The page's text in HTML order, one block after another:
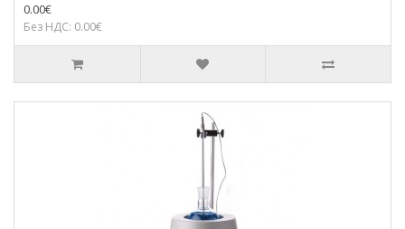
0.00€
Без НДС: 0.00€